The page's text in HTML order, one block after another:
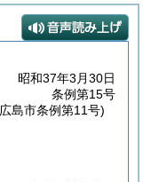
昭和37年3月30日
条例第15号
島市条例第11号)